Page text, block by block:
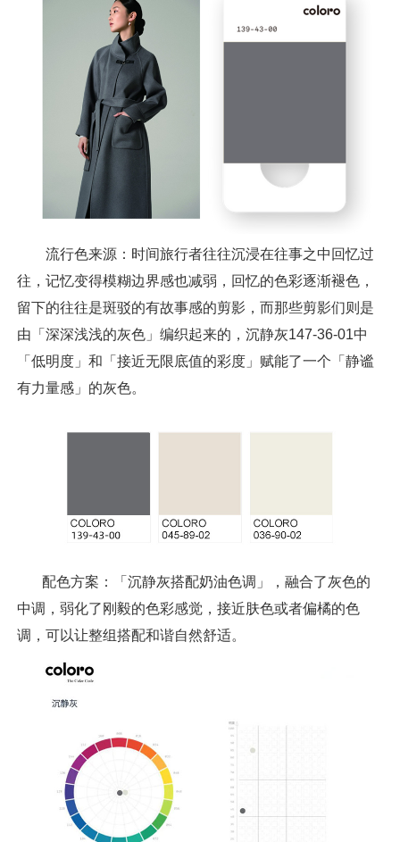
流行色来源：时间旅行者往往沉浸在往事之中回忆过
往，记忆变得模糊边界感也减弱，回忆的色彩逐渐褪色，
留下的往往是斑驳的有故事感的剪影，而那些剪影们则是
由「深深浅浅的灰色」编织起来的，沉静灰147-36-01中
「低明度」和「接近无限底值的彩度」赋能了一个「静谧
有力量感」的灰色。
配色方案：「沉静灰搭配奶油色调」，融合了灰色的
中调，弱化了刚毅的色彩感觉，接近肤色或者偏橘的色
调，可以让整组搭配和谐自然舒适。